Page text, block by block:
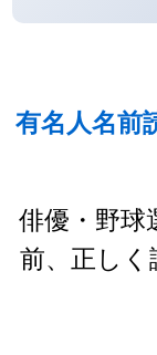
有名人名前
俳優・野
前、正しく